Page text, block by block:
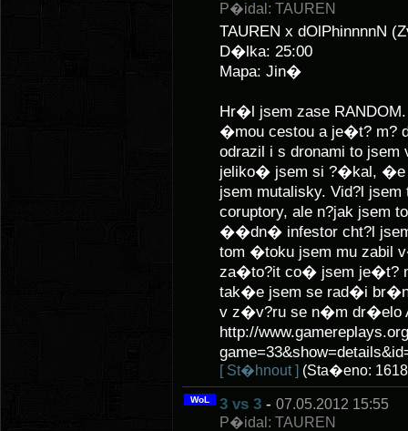
P�idal: TAUREN
TAUREN x dOlPhinnnnN
D�lka: 25:00
Mapa: Jin�
Hr�l jsem zase
�mou cestou a je�t? m?
odrazil i s dronami to
jeliko� jsem si ?�kal, �e
jsem mutalisky. Vid?l
coruptory, ale n?jak jsem
��dn� infestor cht?l
tom �toku jsem mu zabil
za�to?it co� jsem je�t?
tak�e jsem se rad�i
v z�v?ru se n�m dr�elo
http://
[ St�hnout ] (Sta�eno:
WoL 3 vs 3 - 07.05.2012 15:55
P�idal: TAUREN